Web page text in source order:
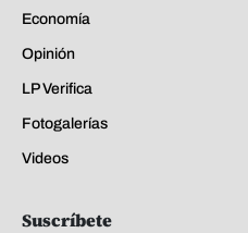
Economía
Opinión
LP Verifica
Fotogalerías
Videos
Suscríbete